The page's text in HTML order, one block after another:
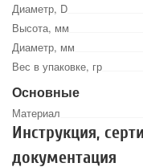
Диаметр, D
Высота, мм
Диаметр, мм
Вес в упаковке, гр
Основные
Материал
Инструкция,
документация